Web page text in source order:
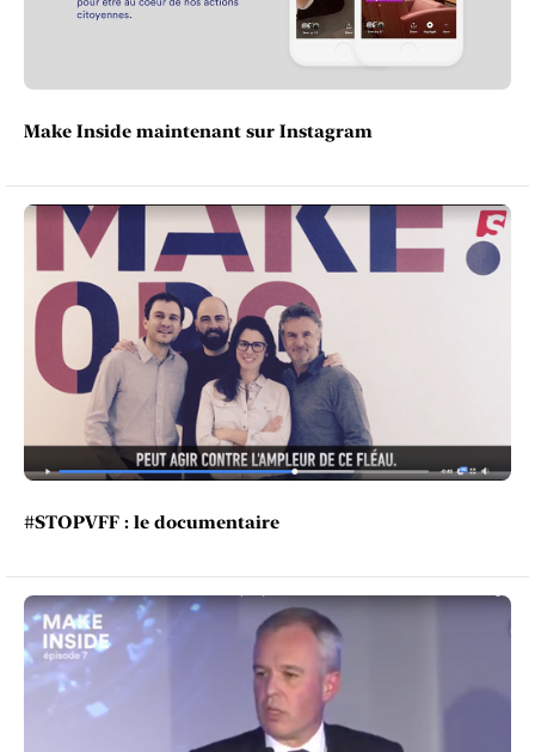
Make Inside maintenant sur Instagram
#STOPVFF : le documentaire